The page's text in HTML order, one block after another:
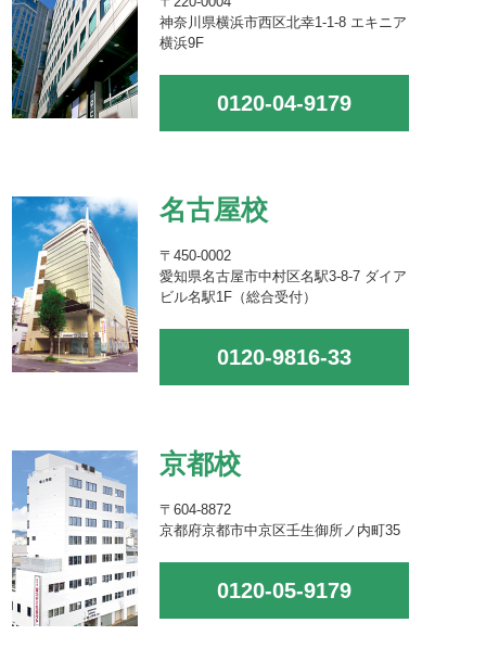
神奈川県横浜市西区北幸1-1-8 エキニア
横浜9F
0120-04-9179
名古屋校
〒450-0002
愛知県名古屋市中村区名駅3-8-7 ダイア
ビル名駅1F（総合受付）
0120-9816-33
京都校
〒604-8872
京都府京都市中京区壬生御所ノ内町35
0120-05-9179